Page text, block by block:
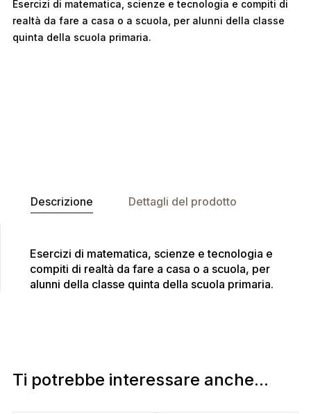
Esercizi di matematica, scienze e tecnologia e compiti di
realtà da fare a casa o a scuola, per alunni della classe
quinta della scuola primaria.
Descrizione Dettagli del prodotto
Esercizi di matematica, scienze e tecnologia e
compiti di realtà da fare a casa o a scuola, per
alunni della classe quinta della scuola primaria.
Ti potrebbe interessare anche...